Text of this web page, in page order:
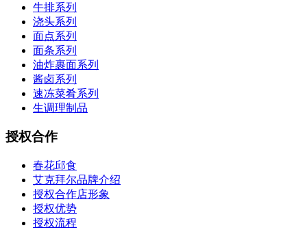
牛排系列
浇头系列
面点系列
面条系列
油炸裹面系列
酱卤系列
速冻菜肴系列
生调理制品
授权合作
春花邱食
艾克拜尔品牌介绍
授权合作店形象
授权优势
授权流程